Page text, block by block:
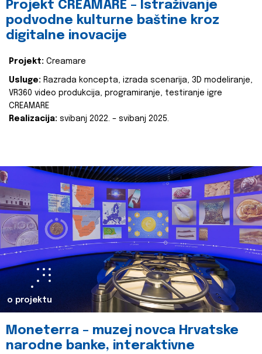
Projekt CREAMARE – Istraživanje
podvodne kulturne baštine kroz
digitalne inovacije
Projekt: Creamare
Usluge: Razrada koncepta, izrada scenarija, 3D modeliranje,
VR360 video produkcija, programiranje, testiranje igre
CREAMARE
Realizacija: svibanj 2022. – svibanj 2025.
o projektu
Moneterra – muzej novca Hrvatske
narodne banke, interaktivne